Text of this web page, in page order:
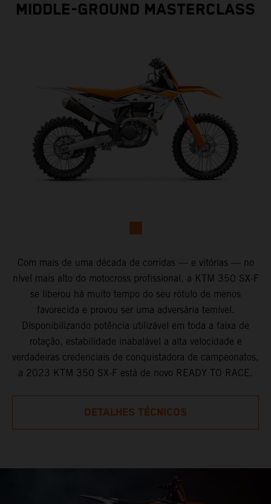
MIDDLE-GROUND MASTERCLASS
Com mais de uma década de corridas — e vitórias — no
nível mais alto do motocross profissional, a KTM 350 SX-F
se liberou há muito tempo do seu rótulo de menos
favorecida e provou ser uma adversária temível.
Disponibilizando potência utilizável em toda a faixa de
rotação, estabilidade inabalável a alta velocidade e
verdadeiras credenciais de conquistadora de campeonatos,
a 2023 KTM 350 SX-F está de novo READY TO RACE.
DETALHES TÉCNICOS